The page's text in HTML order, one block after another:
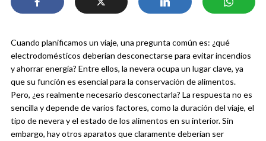
Cuando planificamos un viaje, una pregunta común es: ¿qué
electrodomésticos deberían desconectarse para evitar incendios
y ahorrar energía? Entre ellos, la nevera ocupa un lugar clave, ya
que su función es esencial para la conservación de alimentos.
Pero, ¿es realmente necesario desconectarla? La respuesta no es
sencilla y depende de varios factores, como la duración del viaje, el
tipo de nevera y el estado de los alimentos en su interior. Sin
embargo, hay otros aparatos que claramente deberían ser